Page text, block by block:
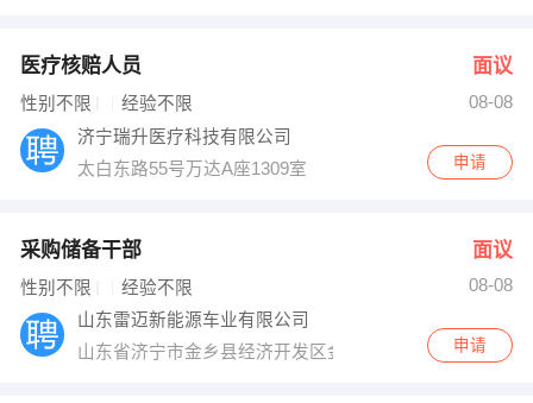
医疗核赔人员 面议
性别不限 经验不限
08-08
济宁瑞升医疗科技有限公司
太白东路55号万达A座1309室
申请
采购储备干部 面议
性别不限 经验不限
08-08
山东雷迈新能源车业有限公司
山东省济宁市金乡县经济开发区金岭路北侧金泽路东侧
申请